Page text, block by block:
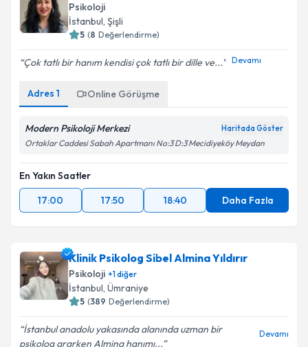
E-posta Adresiniz
Metni'ni okudum ve kişisel verilerimin belirtilen
Psikoloji
İstanbul, Şişli
5 (8 Değerlendirme)
Çok tatlı bir hanım kendisi çok tatlı bir dille ve... Devamı
Adres 1 Online Görüşme
Modern Psikoloji Merkezi Haritada Göster
Ortaklar Caddesi Sabah Apartmanı No:3 D:3 Mecidiyeköy Meydan
En Yakın Saatler
17:00
17:50 18:40 Daha Fazla
Klinik Psikolog Sibel Almina Yıldırır
Psikoloji +1diğer
İstanbul, Ümraniye
5 (389 Değerlendirme)
İstanbul anadolu yakasında alanında uzman bir
psikolog ararken Almina hanımı...
Devamı